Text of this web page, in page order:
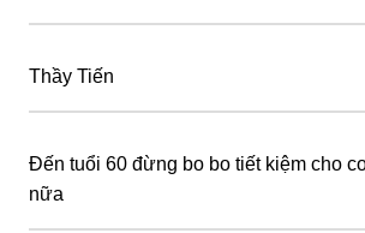
Thầy Tiến
Đến tuổi 60 đừng bo bo tiết kiệm cho
nữa